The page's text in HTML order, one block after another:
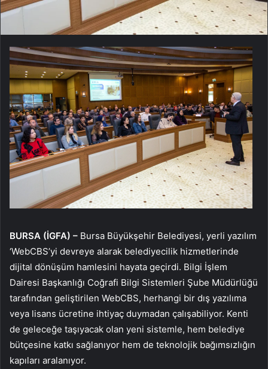
BURSA (İGFA) – Bursa Büyükşehir Belediyesi, yerli yazılım
‘WebCBS’yi devreye alarak belediyecilik hizmetlerinde
dijital dönüşüm hamlesini hayata geçirdi. Bilgi İşlem
Dairesi Başkanlığı Coğrafi Bilgi Sistemleri Şube Müdürlüğü
tarafından geliştirilen WebCBS, herhangi bir dış yazılıma
veya lisans ücretine ihtiyaç duymadan çalışabiliyor. Kenti
de geleceğe taşıyacak olan yeni sistemle, hem belediye
bütçesine katkı sağlanıyor hem de teknolojik bağımsızlığın
kapıları aralanıyor.